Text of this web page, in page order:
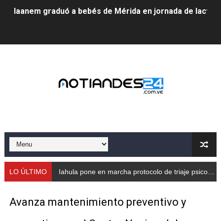
Iaanem graduó a bebés de Mérida en jornada de
Alcalde Nelson Álvarez llevó jornada recreativa a la
Nevado Gas optimiza servicio residencial en la
Balance semestral impulsa inclusión y atención a
Alcaldía del Municipio Libertador realizó una jornada
LO ÚLTIMO Iahula pone en marcha protocolo de triaje psicosocial para atender a rescatistas
Avanza mantenimiento preventivo y